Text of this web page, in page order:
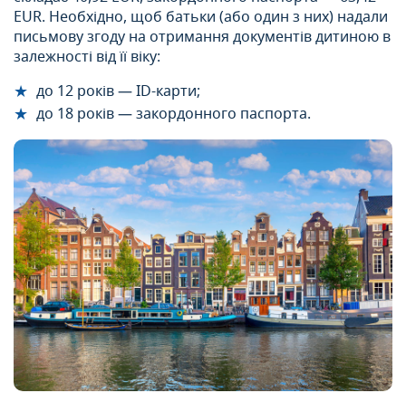
EUR. Необхідно, щоб батьки (або один з них) надали
письмову згоду на отримання документів дитиною в
залежності від її віку:
до 12 років — ID-карти;
до 18 років — закордонного паспорта.